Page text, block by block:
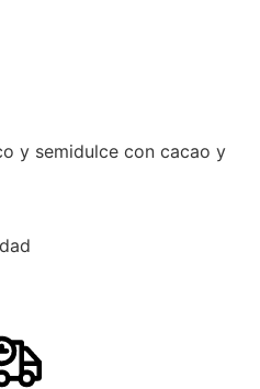
y semidulce con cacao y